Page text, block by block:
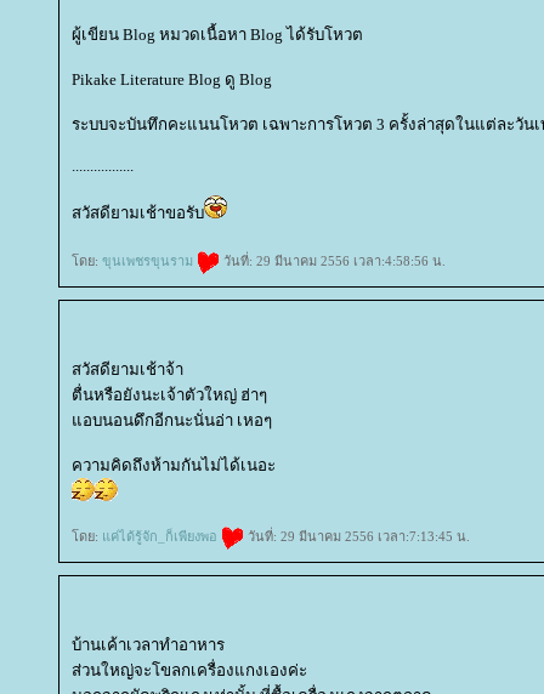
ผู้เขียน Blog หมวดเนื้อหา Blog ได้รับโหวต
Pikake Literature Blog ดู Blog
ระบบจะบันทึกคะแนนโหวต เฉพาะการโหวต 3 ครั้งล่าสุดในแต่ละวัน
สวัสดียามเช้าขอรับ
ดย: ขุนเพชรขุนราม วันที่: 29 มีนาคม 2556 เวลา:4:58:56 น.
สวัสดียามเช้าจ้า
ตื่นหรือยังนะเจ้าตัวใหญ่ ฮ่าๆ
อบนอนดึกอีกนะนั่นอ่า เหอๆ
ความคิดถึงห้ามกันไม่ได้เนอะ
ดย: ค่ได้รู้จัก_ก็เพียงพอ วันที่: 29 มีนาคม 2556 เวลา:7:13:45 น.
บ้านเค้าเวลาทำอาหาร
ส่วนใหญ่จะโขลกเครื่องแกงเองค่ะ